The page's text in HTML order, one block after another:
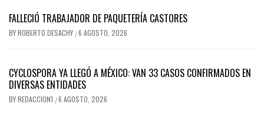
FALLECIÓ TRABAJADOR DE PAQUETERÍA CASTORES
BYROBERTO DESACHY /6 AGOSTO, 2026
CYCLOSPORA YA LLEGÓ A MÉXICO: VAN 33 CASOS CONFIRMADOS EN
DIVERSAS ENTIDADES
BYREDACCION1 /6 AGOSTO, 2026